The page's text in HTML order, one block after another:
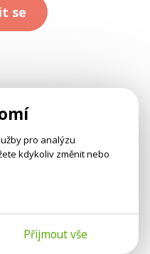
se
pro analýzu
kdykoliv změnit nebo
Přijmout vše